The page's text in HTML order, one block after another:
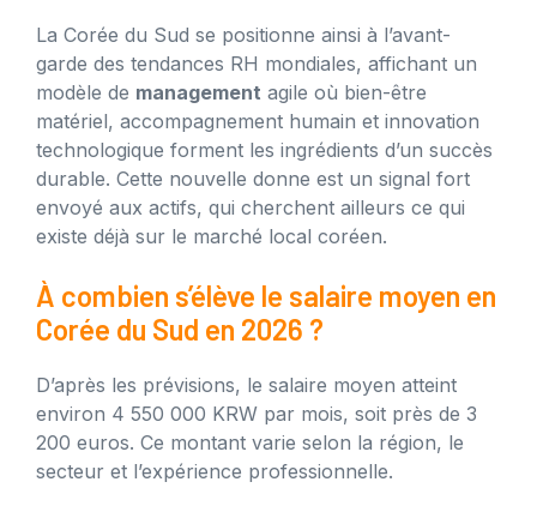
La Corée du Sud se positionne ainsi à l’avant-
garde des tendances RH mondiales, affichant un
modèle de management agile où bien-être
matériel, accompagnement humain et innovation
technologique forment les ingrédients d’un succès
durable. Cette nouvelle donne est un signal fort
envoyé aux actifs, qui cherchent ailleurs ce qui
existe déjà sur le marché local coréen.
À combien s’élève le salaire moyen en
Corée du Sud en 2026 ?
D’après les prévisions, le salaire moyen atteint
environ 4 550 000 KRW par mois, soit près de 3
200 euros. Ce montant varie selon la région, le
secteur et l’expérience professionnelle.